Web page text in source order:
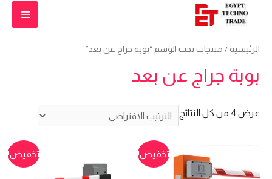
الرئيسية / منتجات تحت الوسم “بوبة جراج عن بعد”
بوبة جراج عن بعد
عرض ⁦4⁩ من كل النتائج
تخفيض! تخفيض!